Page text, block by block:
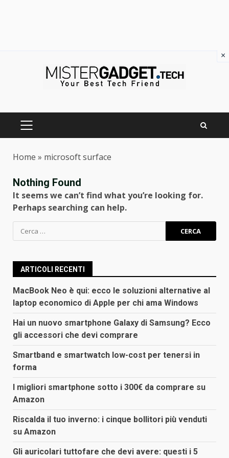
PRIMARY
Home » microsoft surface
Nothing Found
It seems we can’t find what you’re looking for.
Perhaps searching can help.
Ricerca
per:
ARTICOLI RECENTI
MacBook Neo è qui: ecco le soluzioni alternative al
laptop economico di Apple per chi ama Windows
Hai un nuovo smartphone Galaxy di Samsung? Ecco
gli accessori che devi comprare
Smartband e smartwatch low-cost per tenersi in
forma
I migliori smartphone sotto i 300€ da comprare su
Amazon
Riscalda il tuo inverno: i cinque bollitori più venduti
su Amazon
Gli auricolari tuttofare che devi avere: questi i 5
×